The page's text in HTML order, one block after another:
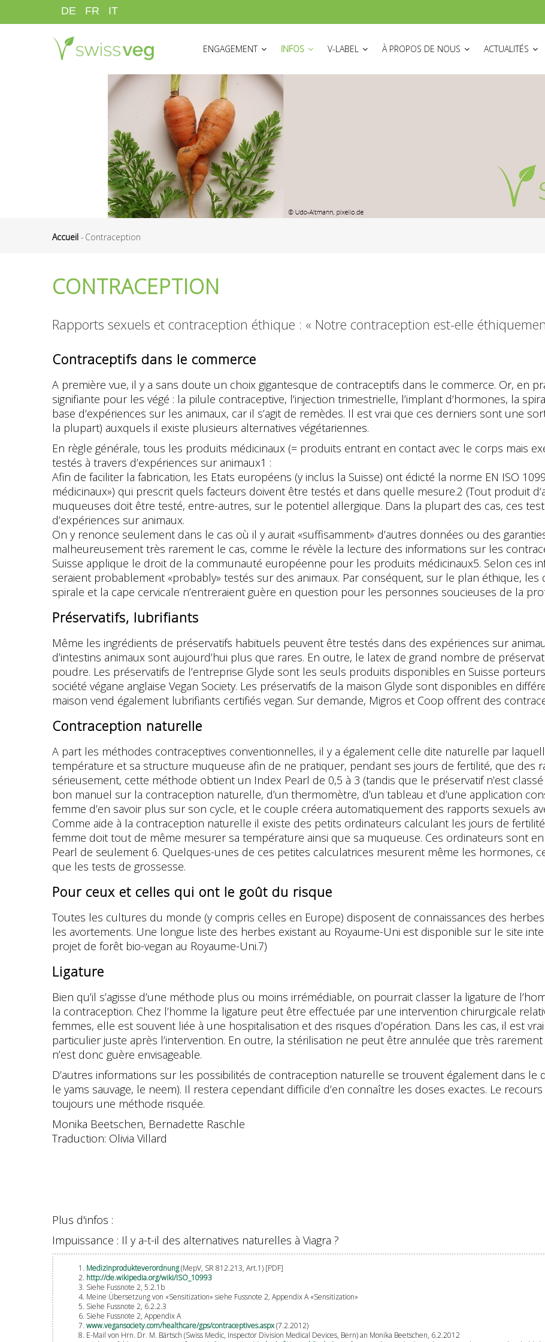
au
DE FR IT
ENGAGEMENT
INFOS V-LABEL À PROPOS DE NOUS ACTUALITÉS
d'Ariane
Accueil - Contraception
CONTRACEPTION
Rapports sexuels et contraception éthique : « Notre contraception est-elle
Contraceptifs dans le commerce
A première vue, il y a sans doute un choix gigantesque de contraceptifs dans le commerce. Or, en
signifiante pour les végé : la pilule contraceptive, l’injection trimestrielle, l’implant d’hormones, la
base d’expériences sur les animaux, car il s’agit de remèdes. Il est vrai que ces derniers sont une
la plupart) auxquels il existe plusieurs alternatives végétariennes.
En règle générale, tous les produits médicinaux (= produits entrant en contact avec le corps mais
testés à travers d’expériences sur animaux1 :
Afin de faciliter la fabrication, les Etats européens (y inclus la Suisse) ont édicté la norme EN ISO
médicinaux») qui prescrit quels facteurs doivent être testés et dans quelle mesure.2 (Tout produit
muqueuses doit être testé, entre-autres, sur le potentiel allergique. Dans la plupart des cas, ces
d’expériences sur animaux.
On y renonce seulement dans le cas où il y aurait «suffisamment» d’autres données ou des
malheureusement très rarement le cas, comme le révèle la lecture des informations sur les
Suisse applique le droit de la communauté européenne pour les produits médicinaux5. Selon ces
seraient probablement «probably» testés sur des animaux. Par conséquent, sur le plan éthique,
spirale et la cape cervicale n’entreraient guère en question pour les personnes soucieuses de la
Préservatifs, lubrifiants
Même les ingrédients de préservatifs habituels peuvent être testés dans des expériences sur
d’intestins animaux sont aujourd’hui plus que rares. En outre, le latex de grand nombre de
poudre. Les préservatifs de l’entreprise Glyde sont les seuls produits disponibles en Suisse
société végane anglaise Vegan Society. Les préservatifs de la maison Glyde sont disponibles en
maison vend également lubrifiants certifiés vegan. Sur demande, Migros et Coop offrent des
Contraception naturelle
A part les méthodes contraceptives conventionnelles, il y a également celle dite naturelle par
température et sa structure muqueuse afin de ne pratiquer, pendant ses jours de fertilité, que des
sérieusement, cette méthode obtient un Index Pearl de 0,5 à 3 (tandis que le préservatif n’est
bon manuel sur la contraception naturelle, d’un thermomètre, d’un tableau et d’une application
femme d’en savoir plus sur son cycle, et le couple créera automatiquement des rapports sexuels
Comme aide à la contraception naturelle il existe des petits ordinateurs calculant les jours de
femme doit tout de même mesurer sa température ainsi que sa muqueuse. Ces ordinateurs sont
Pearl de seulement 6. Quelques-unes de ces petites calculatrices mesurent même les hormones,
que les tests de grossesse.
Pour ceux et celles qui ont le goût du risque
Toutes les cultures du monde (y compris celles en Europe) disposent de connaissances des
les avortements. Une longue liste des herbes existant au Royaume-Uni est disponible sur le site
projet de forêt bio-vegan au Royaume-Uni.7)
Ligature
Bien qu’il s’agisse d’une méthode plus ou moins irrémédiable, on pourrait classer la ligature de
la contraception. Chez l’homme la ligature peut être effectuée par une intervention chirurgicale
femmes, elle est souvent liée à une hospitalisation et des risques d’opération. Dans les cas, il est
particulier juste après l’intervention. En outre, la stérilisation ne peut être annulée que très
n’est donc guère envisageable.
D’autres informations sur les possibilités de contraception naturelle se trouvent également dans le
le yams sauvage, le neem). Il restera cependant difficile d’en connaître les doses exactes. Le
toujours une méthode risquée.
Monika Beetschen, Bernadette Raschle
Traduction: Olivia Villard
Plus d'infos :
Impuissance : Il y a-t-il des alternatives naturelles à Viagra ?
Medizinprodukteverordnung(MepV, SR 812.213, Art.1) [PDF]
http://de.wikipedia.org/wiki/ISO_10993
Siehe Fussnote 2, 5.2.1b
Meine Übersetzung von «Sensitization» siehe Fussnote 2, Appendix A «Sensitization»
Siehe Fussnote 2, 6.2.2.3
Siehe Fussnote 2, Appendix A
www.vegansociety.com/healthcare/gps/contraceptives.aspx(7.2.2012)
E-Mail von Hrn. Dr. M. Bärtsch (Swiss Medic, Inspector Division Medical Devices, Bern) an Monika Beetschen, 6.2.2012